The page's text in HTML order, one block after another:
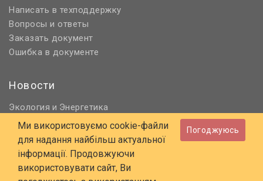
Написать в техподдержку
Вопросы и ответы
Заказать документ
Ошибка в документе
Новости
Экология и Энергетика
Нормативное регулирование
Строительство и проектирование
Охрана труда и ПБ
© 2006 - 2026 Все права защищены
Ми використовуємо cookie-файли
для надання найбільш актуальної
інформації. Продовжуючи
використовувати сайт, Ви
Погоджуюсь